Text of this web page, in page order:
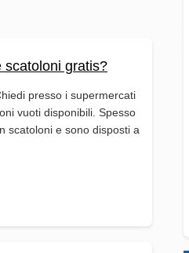
scatoloni gratis?
presso i supermercati
vuoti disponibili. Spesso
scatoloni e sono disposti a